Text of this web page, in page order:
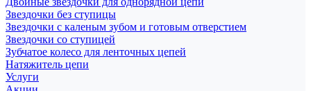
Звездочки без ступицы
Звездочки с каленым зубом и готовым отверстием
Звездочки со ступицей
Зубчатое колесо для ленточных цепей
Натяжитель цепи
Услуги